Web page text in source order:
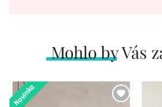
Mohlo by Vás
Novinka